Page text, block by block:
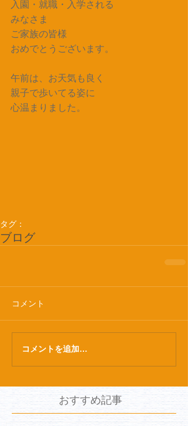
入園・就職・入学される
みなさま
ご家族の皆様
おめでとうございます。
午前は、お天気も良く
親子で歩いてる姿に
心温まりました。
タグ：
ブログ
コメント
コメントを追加…
おすすめ記事